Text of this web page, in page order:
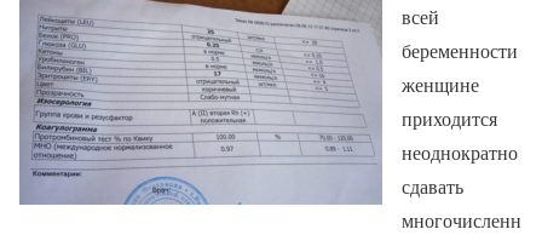
всей
беременности
женщине
приходится
неоднократно
сдавать
многочисленн